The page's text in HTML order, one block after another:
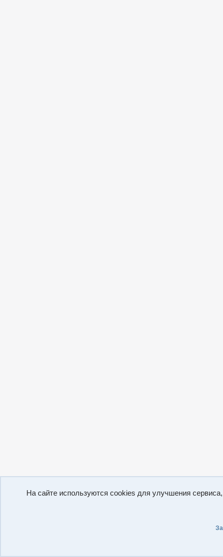
На сайте используются cookies для улучшения